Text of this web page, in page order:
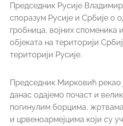
Председник Русије
споразум Русије и Србије о
гробница, војних споменика
објеката на територији
територији Русије.
Председник Мирковић рекао
данас одајемо почаст и
погинулим борцима,
и црвеноармејцима који су